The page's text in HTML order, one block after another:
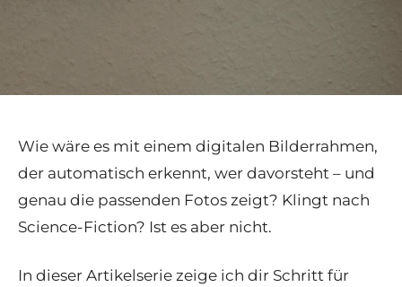
Wie wäre es mit einem digitalen Bilderrahmen,
der automatisch erkennt, wer davorsteht – und
genau die passenden Fotos zeigt? Klingt nach
Science-Fiction? Ist es aber nicht.
In dieser Artikelserie zeige ich dir Schritt für